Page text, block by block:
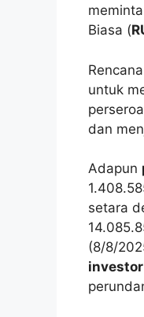
Biasa (
Rencana
untuk
dan
Adapun
setara
(8/8/
investor